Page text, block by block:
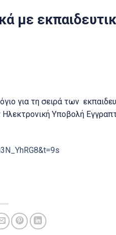
με
για τη σειρά των
Υποβολή